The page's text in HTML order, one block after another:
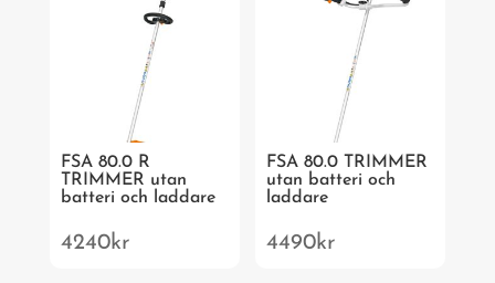
FSA 80.0 R
TRIMMER utan
batteri och laddare
4240kr
FSA 80.0 TRIMMER
utan batteri och
laddare
4490kr